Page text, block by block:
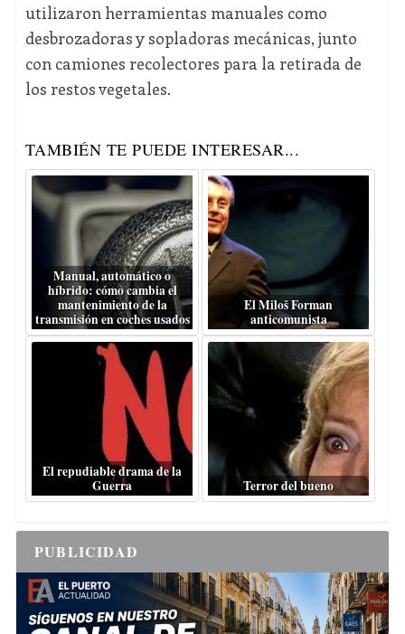
utilizaron herramientas manuales como
desbrozadoras y sopladoras mecánicas, junto
con camiones recolectores para la retirada de
los restos vegetales.
TAMBIÉN TE PUEDE INTERESAR...
Manual, automático o
híbrido: cómo cambia el
mantenimiento de la
transmisión en coches usados
El Miloš Forman
anticomunista
El repudiable drama de la
Guerra
Terror del bueno
PUBLICIDAD